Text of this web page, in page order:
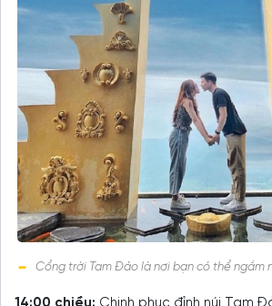
Cổng trời Tam Đảo là nơi bạn có thể ngắm